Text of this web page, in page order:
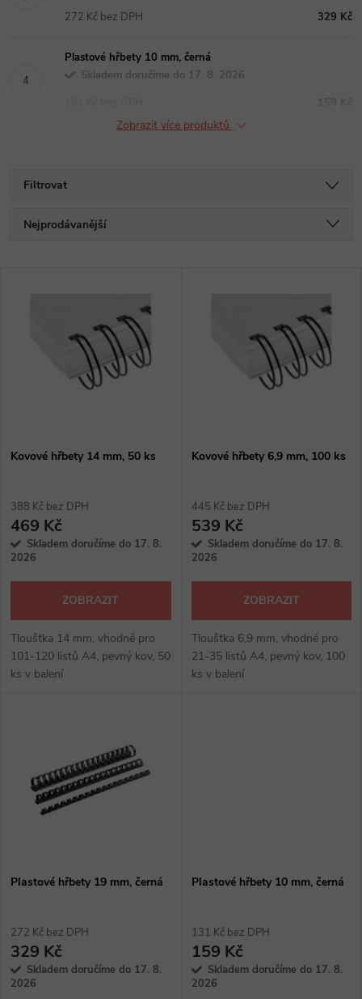
329 Kč
272 Kč bez DPH
Plastové hřbety 10 mm, černá
Skladem doručíme do 17. 8. 2026
Zobrazit více produktů
Filtrovat
Ř
p
r
o
d
u
k
Nejprodávanější
s
r
o
d
u
k
Kovové hřbety 14 mm, 50 ks
388 Kč bez DPH
469 Kč
Skladem doručíme do 17. 8.
2026
ZOBRAZIT
Tloušťka 14 mm, vhodné pro
101-120 listů A4, pevný kov, 50
ks v balení
Kovové hřbety 6,9 mm, 100 ks
445 Kč bez DPH
539 Kč
Skladem doručíme do 17. 8.
2026
ZOBRAZIT
Tloušťka 6,9 mm, vhodné pro
21-35 listů A4, pevný kov, 100
ks v balení
Plastové hřbety 19 mm, černá
272 Kč bez DPH
329 Kč
Skladem doručíme do 17. 8.
2026
Plastové hřbety 10 mm, černá
131 Kč bez DPH
159 Kč
Skladem doručíme do 17. 8.
2026